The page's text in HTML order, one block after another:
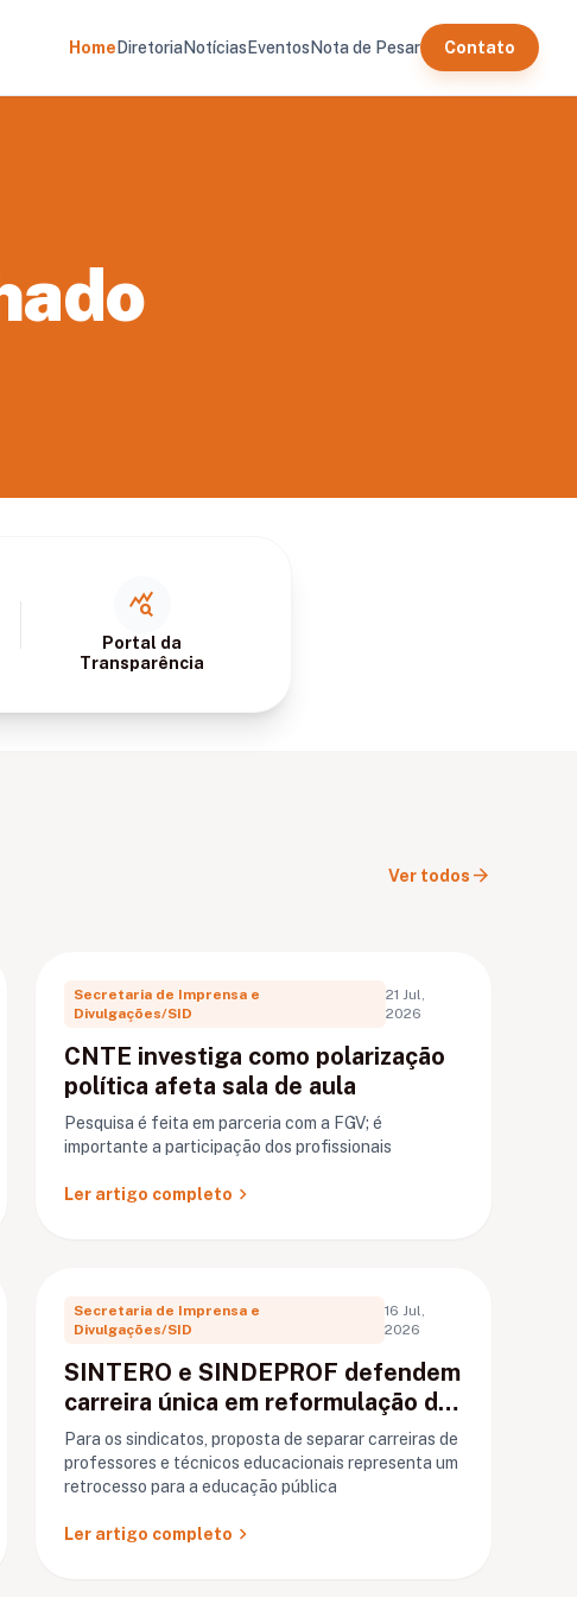
Home DiretoriaNotícias Eventos Nota de Pesar Contato
query_stats
Portal da
Transparência
Ver todos arrow_forward
Secretaria de Imprensa e
Divulgações/SID
21 Jul,
2026
CNTE investiga como polarização
política afeta sala de aula
Pesquisa é feita em parceria com a FGV; é
importante a participação dos profissionais
Ler artigo completo chevron_right
Secretaria de Imprensa e
Divulgações/SID
16 Jul,
2026
SINTERO e SINDEPROF defendem
carreira única em reformulação do
PCCR de Porto Velho
Para os sindicatos, proposta de separar carreiras de
professores e técnicos educacionais representa um
retrocesso para a educação pública
Ler artigo completo chevron_right